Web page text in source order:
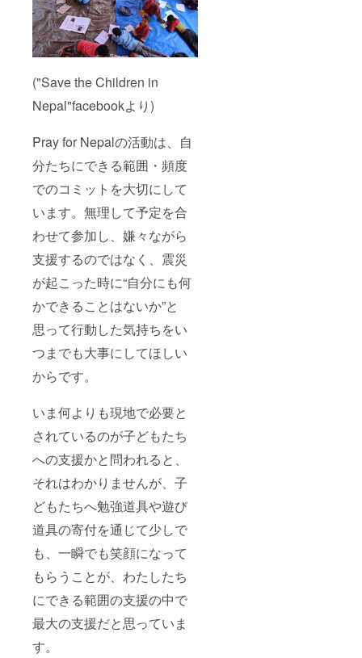
("Save the Children in
Nepal"facebookより)
Pray for Nepalの活動は、自
分たちにできる範囲・頻度
でのコミットを大切にして
います。無理して予定を合
わせて参加し、嫌々ながら
支援するのではなく、震災
が起こった時に“自分にも何
かできることはないか”と
思って行動した気持ちをい
つまでも大事にしてほしい
からです。
いま何よりも現地で必要と
されているのが子どもたち
への支援かと問われると、
それはわかりませんが、子
どもたちへ勉強道具や遊び
道具の寄付を通じて少しで
も、一瞬でも笑顔になって
もらうことが、わたしたち
にできる範囲の支援の中で
最大の支援だと思っていま
す。